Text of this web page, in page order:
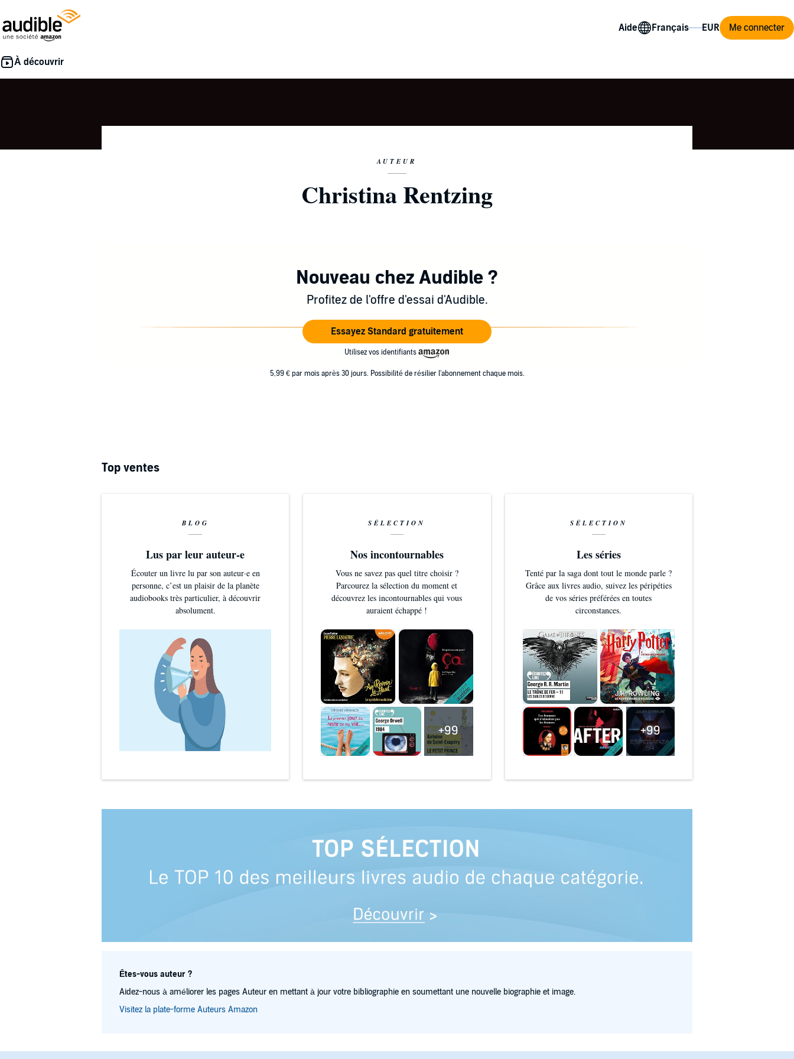
Aide Me connecter
AUTEUR
Christina Rentzing
Nouveau chez Audible ?
Profitez de l'offre d'essai d'Audible.
Essayez Standard gratuitement
Utilisez vos identifiants
5,99 € par mois après 30 jours. Possibilité de résilier l'abonnement chaque mois.
Top ventes
BLOG
Lus par leur auteur-e
Écouter un livre lu par son auteur·e en
personne, c’est un plaisir de la planète
audiobooks très particulier, à découvrir
absolument.
SÉLECTION
Nos incontournables
Vous ne savez pas quel titre choisir ?
Parcourez la sélection du moment et
découvrez les incontournables qui vous
auraient échappé !
+99
SÉLECTION
Les séries
Tenté par la saga dont tout le monde parle ?
Grâce aux livres audio, suivez les péripéties
de vos séries préférées en toutes
circonstances.
+99
Êtes-vous auteur ?
Aidez-nous à améliorer les pages Auteur en mettant à jour votre bibliographie en soumettant une nouvelle biographie et image.
Visitez la plate-forme Auteurs Amazon